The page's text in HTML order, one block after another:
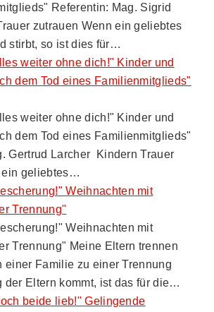
Referentin: Mag. Sigrid
zutrauen Wenn ein geliebtes
stirbt, so ist dies für…
weiter ohne dich!" Kinder und
dem Tod eines Familienmitglieds"
weiter ohne dich!" Kinder und
dem Tod eines Familienmitglieds"
Gertrud Larcher Kindern Trauer
ein geliebtes…
Weihnachten mit
Trennung"
Weihnachten mit
Trennung" Meine Eltern trennen
einer Familie zu einer Trennung
der Eltern kommt, ist das für die…
beide lieb!" Gelingende